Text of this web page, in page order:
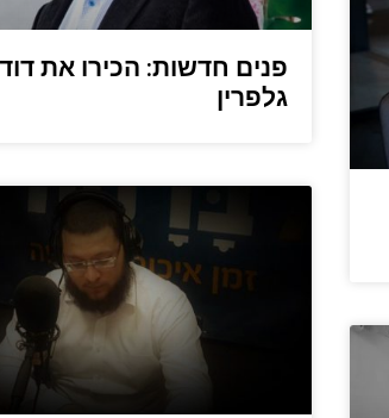
פנים חדשות: הכירו את דוד
גלפרין